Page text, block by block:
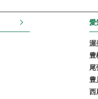
愛
渥
豊
尾
豊
西